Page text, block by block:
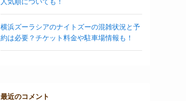
横浜ズーラシアのナイトズーの混雑状況と予
約は必要？チケット料金や駐車場情報も！
最近のコメント